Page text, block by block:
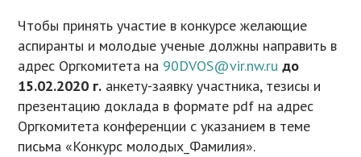
Чтобы принять участие в конкурсе желающие
аспиранты и молодые ученые должны направить в
адрес Оргкомитета на 90DVOS@vir.nw.ru до
15.02.2020 г. анкету-заявку участника, тезисы и
презентацию доклада в формате pdf на адрес
Оргкомитета конференции с указанием в теме
письма «Конкурс молодых_Фамилия».